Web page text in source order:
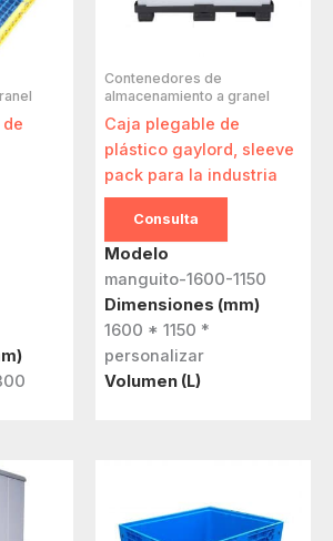
Contenedores de
almacenamiento a granel
Caja plegable de
plástico gaylord, sleeve
pack para la industria
Consulta
Modelo
manguito-1600-1150
Dimensiones (mm)
1600 * 1150 *
personalizar
Volumen (L)